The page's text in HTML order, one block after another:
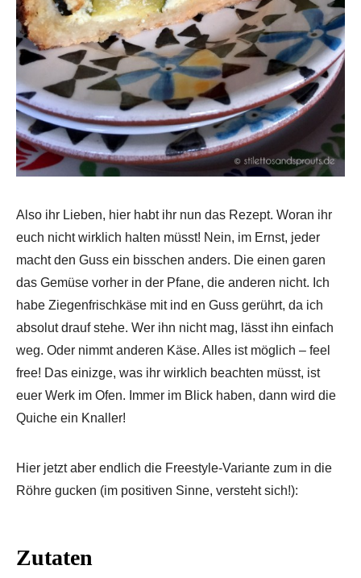
Also ihr Lieben, hier habt ihr nun das Rezept. Woran ihr
euch nicht wirklich halten müsst! Nein, im Ernst, jeder
macht den Guss ein bisschen anders. Die einen garen
das Gemüse vorher in der Pfane, die anderen nicht. Ich
habe Ziegenfrischkäse mit ind en Guss gerührt, da ich
absolut drauf stehe. Wer ihn nicht mag, lässt ihn einfach
weg. Oder nimmt anderen Käse. Alles ist möglich – feel
free! Das einizge, was ihr wirklich beachten müsst, ist
euer Werk im Ofen. Immer im Blick haben, dann wird die
Quiche ein Knaller!
Hier jetzt aber endlich die Freestyle-Variante zum in die
Röhre gucken (im positiven Sinne, versteht sich!):
Zutaten